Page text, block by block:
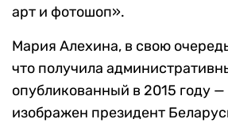
арт и фотошоп».
Мария Алехина, в свою
что получила
опубликованный в 2015 году
изображен президент